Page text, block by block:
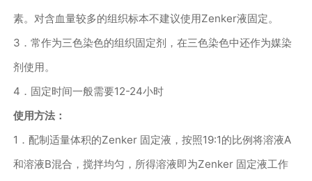
素。对含血量较多的组织标本不建议使用Zenker液固定。
3 ．常作为三色染色的组织固定剂，在三色染色中还作为媒染
剂使用。
4 ．固定时间一般需要12-24小时
使用方法：
1 ．配制适量体积的Zenker 固定液，按照19:1的比例将溶液A
和溶液B混合，搅拌均匀，所得溶液即为Zenker 固定液工作